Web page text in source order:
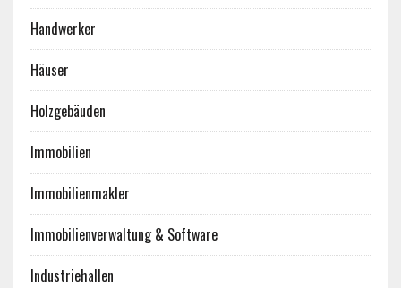
Handwerker
Häuser
Holzgebäuden
Immobilien
Immobilienmakler
Immobilienverwaltung & Software
Industriehallen